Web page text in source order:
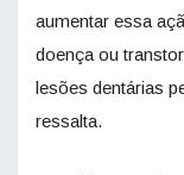
aumentar essa
doença ou
lesões dentárias
ressalta.